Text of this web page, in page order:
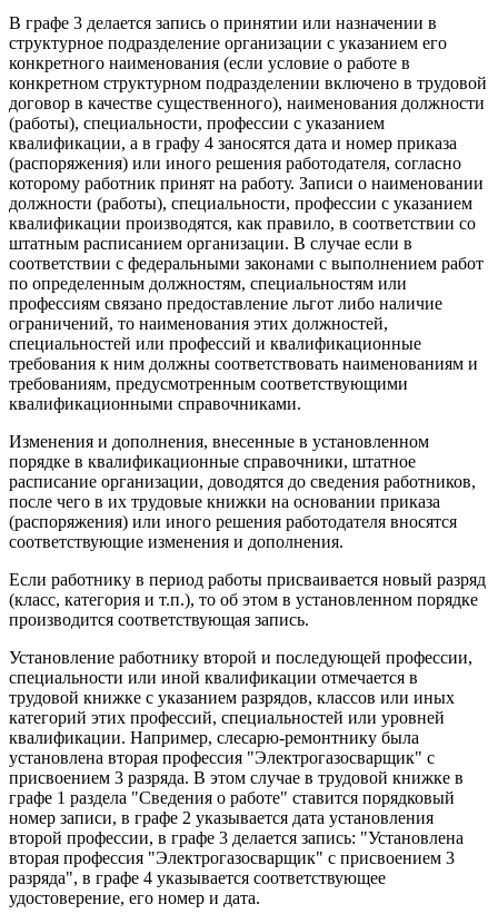
В графе 3 делается запись о принятии или назначении в
структурное подразделение организации с указанием его
конкретного наименования (если условие о работе в
конкретном структурном подразделении включено в трудовой
договор в качестве существенного), наименования должности
(работы), специальности, профессии с указанием
квалификации, а в графу 4 заносятся дата и номер приказа
(распоряжения) или иного решения работодателя, согласно
которому работник принят на работу. Записи о наименовании
должности (работы), специальности, профессии с указанием
квалификации производятся, как правило, в соответствии со
штатным расписанием организации. В случае если в
соответствии с федеральными законами с выполнением работ
по определенным должностям, специальностям или
профессиям связано предоставление льгот либо наличие
ограничений, то наименования этих должностей,
специальностей или профессий и квалификационные
требования к ним должны соответствовать наименованиям и
требованиям, предусмотренным соответствующими
квалификационными справочниками.
Изменения и дополнения, внесенные в установленном
порядке в квалификационные справочники, штатное
расписание организации, доводятся до сведения работников,
после чего в их трудовые книжки на основании приказа
(распоряжения) или иного решения работодателя вносятся
соответствующие изменения и дополнения.
Если работнику в период работы присваивается новый разряд
(класс, категория и т.п.), то об этом в установленном порядке
производится соответствующая запись.
Установление работнику второй и последующей профессии,
специальности или иной квалификации отмечается в
трудовой книжке с указанием разрядов, классов или иных
категорий этих профессий, специальностей или уровней
квалификации. Например, слесарю-ремонтнику была
установлена вторая профессия "Электрогазосварщик" с
присвоением 3 разряда. В этом случае в трудовой книжке в
графе 1 раздела "Сведения о работе" ставится порядковый
номер записи, в графе 2 указывается дата установления
второй профессии, в графе 3 делается запись: "Установлена
вторая профессия "Электрогазосварщик" с присвоением 3
разряда", в графе 4 указывается соответствующее
удостоверение, его номер и дата.